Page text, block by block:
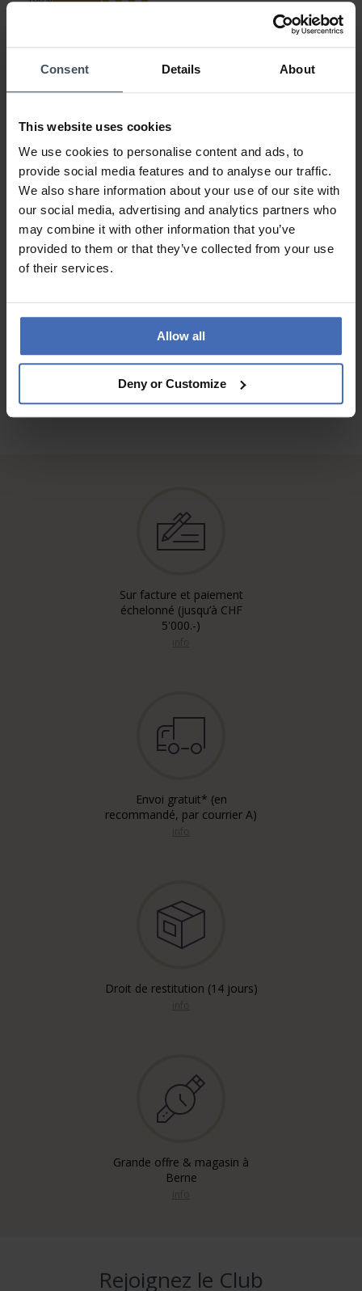
Consent Details About
This website uses cookies
We use cookies to personalise content and ads, to
provide social media features and to analyse our traffic.
We also share information about your use of our site with
our social media, advertising and analytics partners who
may combine it with other information that you’ve
provided to them or that they’ve collected from your use
of their services.
Allow all
Deny or Customize
0%
Avis par Wagi63 dimanche, 9 mai 2021
LOOK
VALEUR-PRIX
QUALITÉ
Die Qualität kann man erst nach einer gewissen Zeit
beurteilen. Das Design finde ich Hammer.
Den Preis wenn die Qulität dann stimmt ist in Ordnung.
AUX AVIS DES CLIENTS
Sur facture et paiement
échelonné (jusqu’à CHF
5'000.-)
Envoi gratuit* (en
recommandé, par courrier A)
Droit de restitution (14 jours)
Grande offre & magasin à
Berne
Rejoignez le Club